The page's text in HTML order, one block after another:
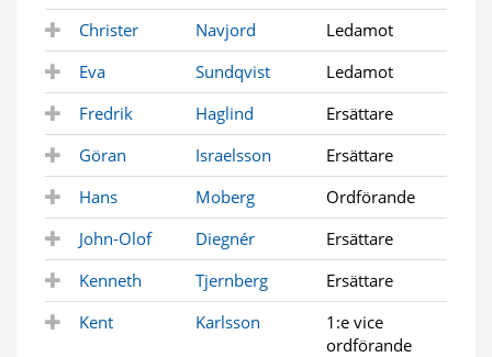
Christer
Navjord
Ledamot
Eva
Sundqvist
Ledamot
Fredrik
Haglind
Ersättare
Göran
Israelsson
Ersättare
Hans
Moberg
Ordförande
John-Olof
Diegnér
Ersättare
Kenneth
Tjernberg
Ersättare
Kent
Karlsson
1:e vice
ordförande